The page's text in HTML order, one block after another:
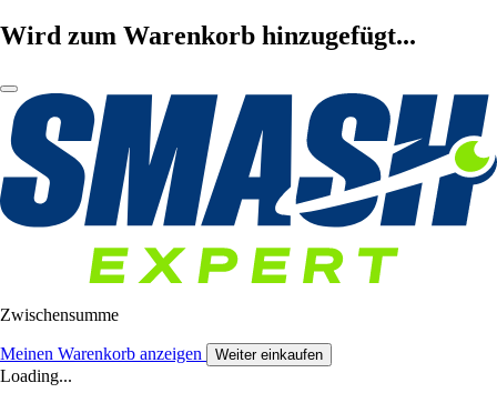
Wird zum Warenkorb hinzugefügt...
Zwischensumme
Meinen Warenkorb anzeigen Weiter einkaufen
Loading...